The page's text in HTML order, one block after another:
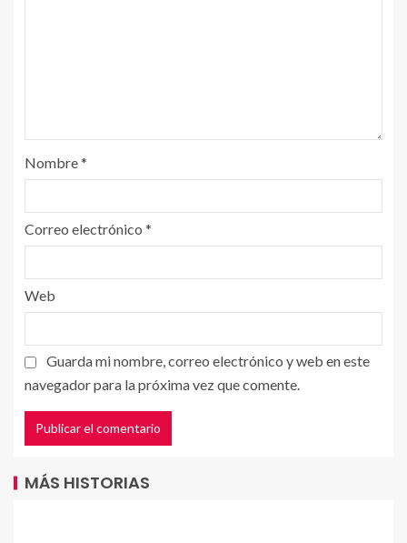
Nombre*
Correo electrónico *
Web
Guarda mi nombre, correo electrónico y web en este
navegador para la próxima vez que comente.
MÁS HISTORIAS